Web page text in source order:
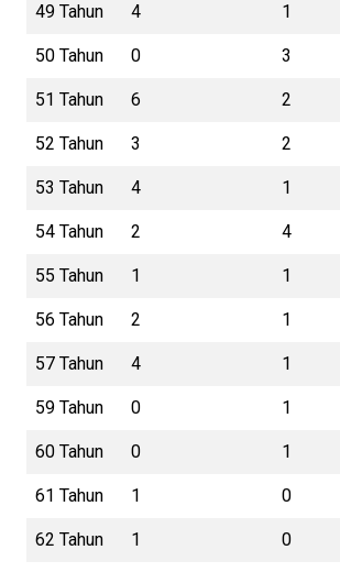
49 Tahun 4 1
50 Tahun 0 3
51 Tahun 6 2
52 Tahun 3 2
53 Tahun 4 1
54 Tahun 2 4
55 Tahun 1 1
56 Tahun 2 1
57 Tahun 4 1
59 Tahun 0 1
60 Tahun 0 1
61 Tahun 1 0
62 Tahun 1 0